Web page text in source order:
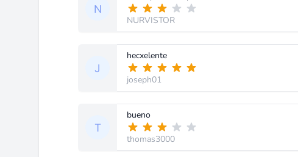
NURVISTOR
hecxelente
joseph01
bueno
thomas3000